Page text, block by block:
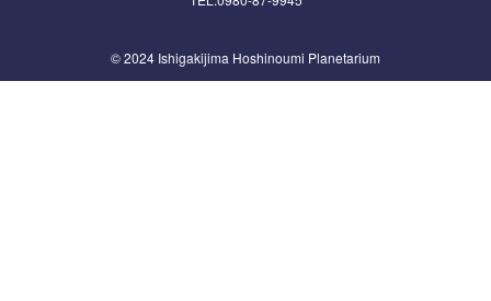
© 2024 Ishigakijima Hoshinoumi Planetarium